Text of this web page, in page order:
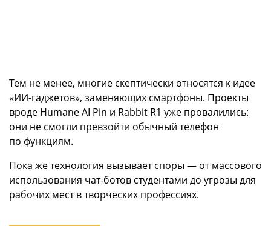
Тем не менее, многие скептически относятся к идее
«ИИ-гаджетов», заменяющих смартфоны. Проекты
вроде Humane AI Pin и Rabbit R1 уже провалились:
они не смогли превзойти обычный телефон
по функциям.
Пока же технология вызывает споры — от массового
использования чат-ботов студентами до угрозы для
рабочих мест в творческих профессиях.